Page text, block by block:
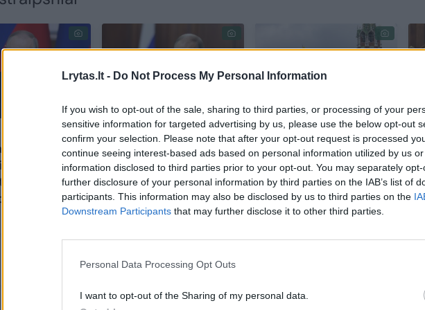
Lrytas.lt - Do Not Process My Personal Information
If you wish to opt-out of the sale, sharing to third parties, or processing of your
sensitive information for targeted advertising by us, please use the below opt-out
confirm your selection. Please note that after your opt-out request is processed
continue seeing interest-based ads based on personal information utilized by us
information disclosed to third parties prior to your opt-out. You may separately
further disclosure of your personal information by third parties on the IAB’s list of
participants. This information may also be disclosed by us to third parties on the
Downstream Participants that may further disclose it to other third parties.
Personal Data Processing Opt Outs
I want to opt-out of the Sharing of my personal data.
JAV ir
pateikė V.
dėl
Atskleidė
desperatiškus V.
Putino kėslus iki
gegužės 9-osios:
„Tam kasdien
aukoja šimtus
To Maskvoje dar
nematė – įspėja,
kad per Pergalės
dienos paradą gali
visiškai atjungti ryšį
(11)